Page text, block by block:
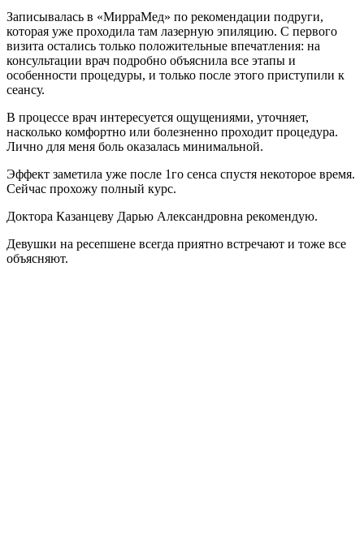
Записывалась в «МирраМед» по рекомендации подруги,
которая уже проходила там лазерную эпиляцию. С первого
визита остались только положительные впечатления: на
консультации врач подробно объяснила все этапы и
особенности процедуры, и только после этого приступили к
сеансу.
В процессе врач интересуется ощущениями, уточняет,
насколько комфортно или болезненно проходит процедура.
Лично для меня боль оказалась минимальной.
Эффект заметила уже после 1го сенса спустя некоторое время.
Сейчас прохожу полный курс.
Доктора Казанцеву Дарью Александровна рекомендую.
Девушки на ресепшене всегда приятно встречают и тоже все
объясняют.